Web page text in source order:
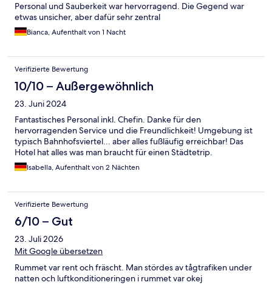
Personal und Sauberkeit war hervorragend. Die Gegend war
etwas unsicher, aber dafür sehr zentral
Bianca, Aufenthalt von 1 Nacht
Verifizierte Bewertung
10/10 – Außergewöhnlich
23. Juni 2024
Fantastisches Personal inkl. Chefin. Danke für den
hervorragenden Service und die Freundlichkeit! Umgebung ist
typisch Bahnhofsviertel... aber alles fußläufig erreichbar! Das
Hotel hat alles was man braucht für einen Städtetrip.
Isabella, Aufenthalt von 2 Nächten
Verifizierte Bewertung
6/10 – Gut
23. Juli 2026
Mit Google übersetzen
Rummet var rent och fräscht. Man stördes av tågtrafiken under
natten och luftkonditioneringen i rummet var okej